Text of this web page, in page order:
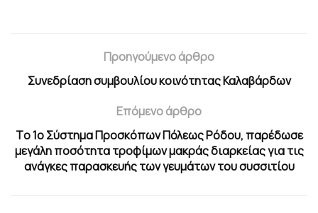
Προηγούμενο άρθρο
Συνεδρίαση συμβουλίου κοινότητας Καλαβάρδων
Επόμενο άρθρο
Tο 1ο Σύστημα Προσκόπων Πόλεως Ρόδου, παρέδωσε
μεγάλη ποσότητα τροφίμων μακράς διαρκείας για τις
ανάγκες παρασκευής των γευμάτων του συσσιτίου